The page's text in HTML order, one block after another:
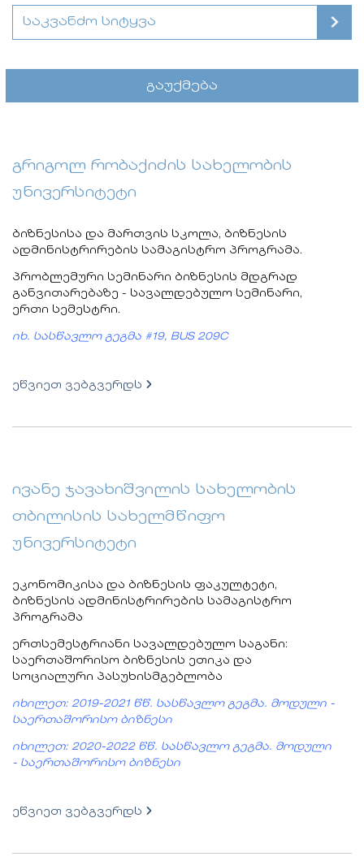
გაუქმება
გრიგოლ რობაქიძის სახელობის
უნივერსიტეტი
ბიზნესისა და მართვის სკოლა, ბიზნესის
ადმინისტრირების სამაგისტრო პროგრამა.
პრობლემური სემინარი ბიზნესის მდგრად
განვითარებაზე - სავალდებულო სემინარი,
ერთი სემესტრი.
იხ. სასწავლო გეგმა #19, BUS 209C
ეწვიეთ ვებგვერდს
ივანე ჯავახიშვილის სახელობის
თბილისის სახელმწიფო
უნივერსიტეტი
ეკონომიკისა და ბიზნესის ფაკულტეტი,
ბიზნესის ადმინისტრირების სამაგისტრო
პროგრამა
ერთსემესტრიანი სავალდებულო საგანი:
საერთაშორისო ბიზნესის ეთიკა და
სოციალური პასუხისმგებლობა
იხილეთ: 2019-2021 წწ. სასწავლო გეგმა. მოდული -
საერთაშორისო ბიზნესი
იხილეთ: 2020-2022 წწ. სასწავლო გეგმა. მოდული
- საერთაშორისო ბიზნესი
ეწვიეთ ვებგვერდს